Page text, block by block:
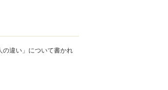
の違い」について書かれ